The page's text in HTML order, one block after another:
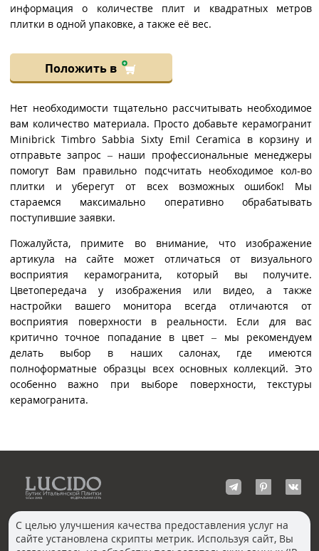
информация о количестве плит и квадратных метров
плитки в одной упаковке, а также её вес.
Положить в
Нет необходимости тщательно рассчитывать необходимое
вам количество материала. Просто добавьте керамогранит
Minibrick Timbro Sabbia Sixty Emil Ceramica в корзину и
отправьте запрос – наши профессиональные менеджеры
помогут Вам правильно подсчитать необходимое кол-во
плитки и уберегут от всех возможных ошибок! Мы
стараемся максимально оперативно обрабатывать
поступившие заявки.
Пожалуйста, примите во внимание, что изображение
артикула на сайте может отличаться от визуального
восприятия керамогранита, который вы получите.
Цветопередача у изображения или видео, а также
настройки вашего монитора всегда отличаются от
восприятия поверхности в реальности. Если для вас
критично точное попадание в цвет – мы рекомендуем
делать выбор в наших салонах, где имеются
полноформатные образцы всех основных коллекций. Это
особенно важно при выборе поверхности, текстуры
керамогранита.
КОНТАКТЫ
С целью улучшения качества предоставления услуг на
сайте установлена скрипты метрик. Используя сайт, Вы